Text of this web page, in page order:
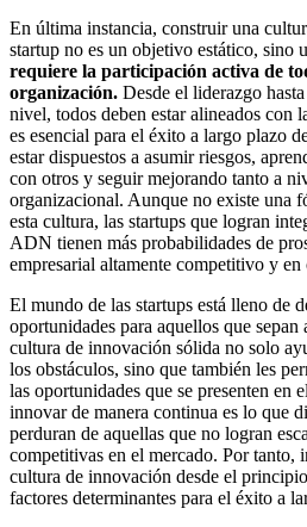
En última instancia, construir una
startup no es un objetivo estático, sino
requiere la participación activa de
organización. Desde el liderazgo
nivel, todos deben estar alineados con
es esencial para el éxito a largo plazo
estar dispuestos a asumir riesgos,
con otros y seguir mejorando tanto a
organizacional. Aunque no existe una
esta cultura, las startups que logran
ADN tienen más probabilidades de
empresarial altamente competitivo y en
El mundo de las startups está lleno de
oportunidades para aquellos que
cultura de innovación sólida no solo
los obstáculos, sino que también les
las oportunidades que se presenten en
innovar de manera continua es lo que
perduran de aquellas que no logran
competitivas en el mercado. Por tanto,
cultura de innovación desde el
factores determinantes para el éxito a